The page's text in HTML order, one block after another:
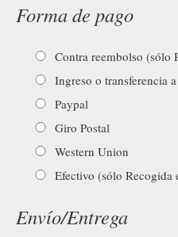
Forma de pago
Contra reembolso (sólo
Ingreso o transferencia
Paypal
Giro Postal
Western Union
Efectivo (sólo Recogida
Envío/Entrega